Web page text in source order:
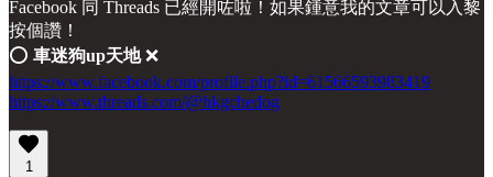
Facebook 同 Threads 已經開咗啦！如果鍾意我的文章可以入黎
按個讚！
⭕️ 車迷狗up天地❌
https://www.facebook.com/profile.php?id=61566593983419
https://www.threads.com/@hkgchedog
1